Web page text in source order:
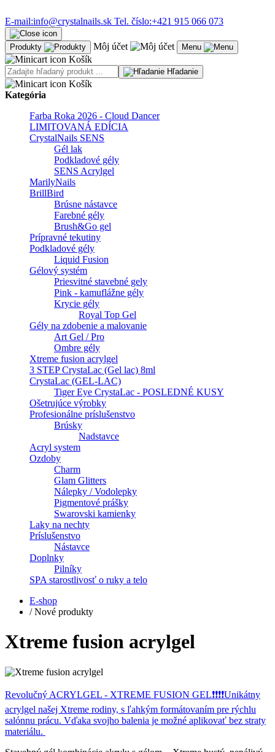
E-mail:info@crystalnails.sk Tel. číslo:+421 915 066 073
Produkty Môj účet Menu
Košík
Hľadanie
Košík
Kategória
Farba Roka 2026 - Cloud Dancer
LIMITOVANÁ EDÍCIA
CrystalNails SENS
Gél lak
Podkladové gély
SENS Acrylgel
MarilyNails
BrillBird
Brúsne nástavce
Farebné gély
Brush&Go gel
Prípravné tekutiny
Podkladové gély
Liquid Fusion
Gélový systém
Priesvitné stavebné gely
Pink - kamuflážne gély
Krycie gély
Royal Top Gel
Gély na zdobenie a malovanie
Art Gel / Pro
Ombre gély
Xtreme fusion acrylgel
3 STEP CrystaLac (Gel lac) 8ml
CrystaLac (GEL-LAC)
Tiger Eye CrystaLac - POSLEDNÉ KUSY
Ošetrujúce výrobky
Profesionálne príslušenstvo
Brúsky
Nadstavce
Acryl system
Ozdoby
Charm
Glam Glitters
Nálepky / Vodolepky
Pigmentové prášky
Swarovski kamienky
Laky na nechty
Príslušenstvo
Nástavce
Doplnky
Pilníky
SPA starostlivosť o ruky a telo
E-shop
/ Nové produkty
Xtreme fusion acrylgel
Revolučný ACRYLGEL - XTREME FUSION GEL❗❗❗❗Unikátny
acrylgel našej Xtreme rodiny, s ľahkým formátovaním pre rýchlu
salónnu prácu. Vďaka svojho balenia je možné aplikovať bez straty
materiálu.